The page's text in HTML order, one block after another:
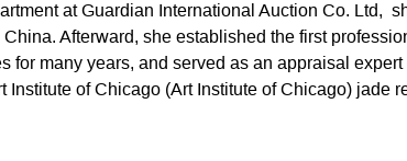
at Guardian International Auction Co. Ltd,
Afterward, she established the first
for many years, and served as an appraisal
Institute of Chicago (Art Institute of Chicago) jade